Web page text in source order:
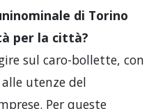
di Torino
per la città?
sul caro-bollette, con
utenze del
Per queste